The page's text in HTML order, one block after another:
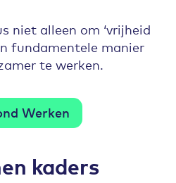
niet alleen om ‘vrijheid
fundamentele manier
te werken.
Werken
kaders